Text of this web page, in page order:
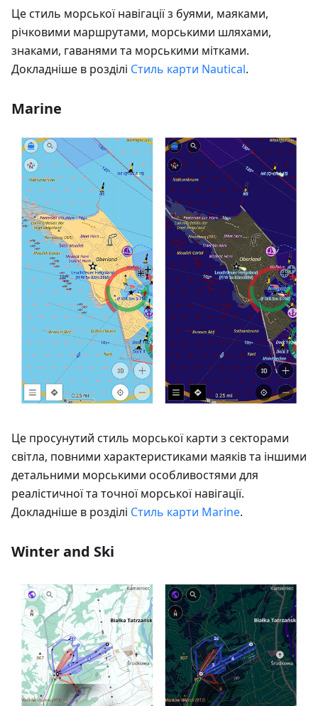
Це стиль морської навігації з буями, маяками,
річковими маршрутами, морськими шляхами,
знаками, гаванями та морськими мітками.
Докладніше в розділі Стиль карти Nautical.
Marine
Це просунутий стиль морської карти з секторами
світла, повними характеристиками маяків та іншими
детальними морськими особливостями для
реалістичної та точної морської навігації.
Докладніше в розділі Стиль карти Marine.
Winter and Ski